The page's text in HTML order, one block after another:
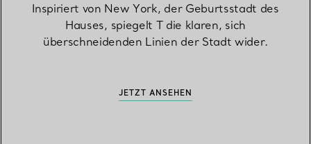
Inspiriert von New York, der Geburtsstadt des
Hauses, spiegelt T die klaren, sich
überschneidenden Linien der Stadt wider.
JETZT ANSEHEN